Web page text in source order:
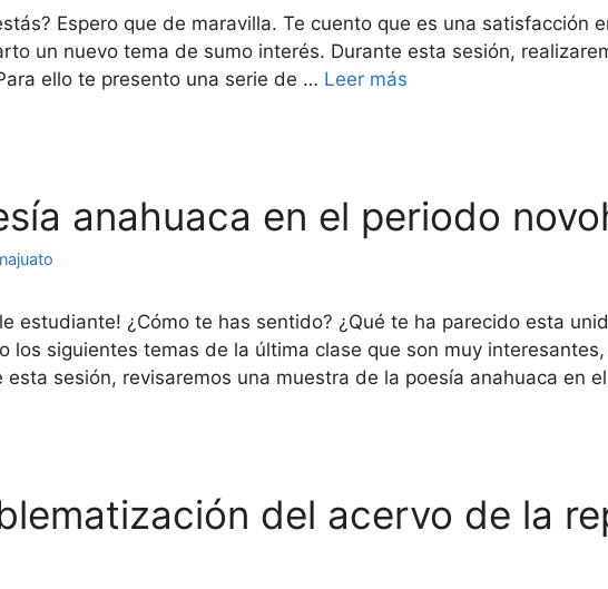
Espero que de maravilla. Te cuento que es una satisfacción
un nuevo tema de sumo interés. Durante esta sesión,
ello te presento una serie de … Leer más
anahuaca en el periodo
estudiante! ¿Cómo te has sentido? ¿Qué te ha parecido esta
siguientes temas de la última clase que son muy
sesión, revisaremos una muestra de la poesía anahuaca en
del acervo de la